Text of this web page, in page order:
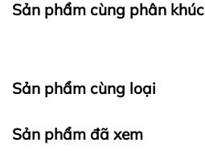
Sản phẩm cùng phân khúc
Sản phẩm cùng loại
Sản phẩm đã xem